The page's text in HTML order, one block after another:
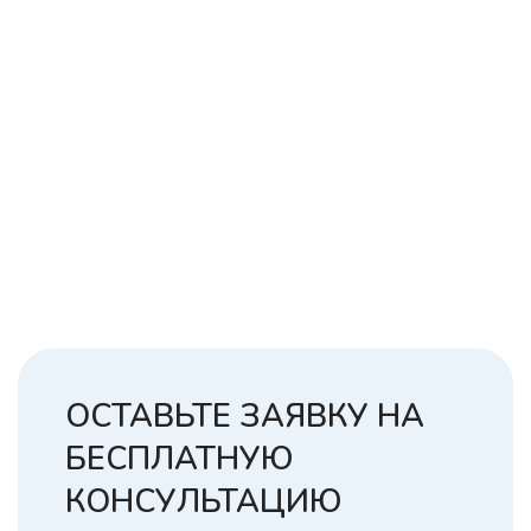
ОСТАВЬТЕ ЗАЯВКУ НА
БЕСПЛАТНУЮ
КОНСУЛЬТАЦИЮ